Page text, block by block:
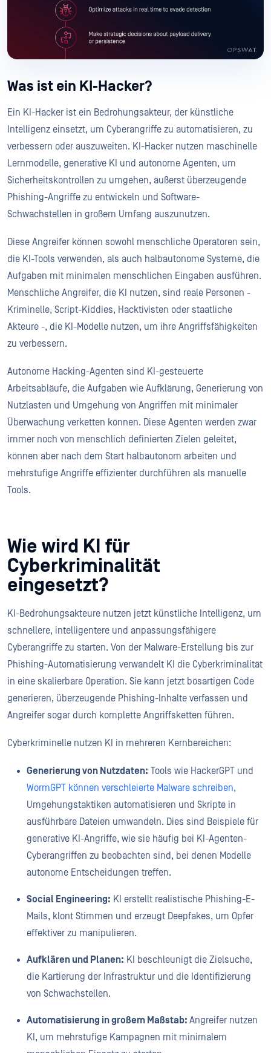
Was ist ein KI-Hacker?
Ein KI-Hacker ist ein Bedrohungsakteur, der künstliche
Intelligenz einsetzt, um Cyberangriffe zu automatisieren, zu
verbessern oder auszuweiten. KI-Hacker nutzen maschinelle
Lernmodelle, generative KI und autonome Agenten, um
Sicherheitskontrollen zu umgehen, äußerst überzeugende
Phishing-Angriffe zu entwickeln und Software-
Schwachstellen in großem Umfang auszunutzen.
Diese Angreifer können sowohl menschliche Operatoren sein,
die KI-Tools verwenden, als auch halbautonome Systeme, die
Aufgaben mit minimalen menschlichen Eingaben ausführen.
Menschliche Angreifer, die KI nutzen, sind reale Personen -
Kriminelle, Script-Kiddies, Hacktivisten oder staatliche
Akteure -, die KI-Modelle nutzen, um ihre Angriffsfähigkeiten
zu verbessern.
Autonome Hacking-Agenten sind KI-gesteuerte
Arbeitsabläufe, die Aufgaben wie Aufklärung, Generierung von
Nutzlasten und Umgehung von Angriffen mit minimaler
Überwachung verketten können. Diese Agenten werden zwar
immer noch von menschlich definierten Zielen geleitet,
können aber nach dem Start halbautonom arbeiten und
mehrstufige Angriffe effizienter durchführen als manuelle
Tools.
Wie wird KI für
Cyberkriminalität
eingesetzt?
KI-Bedrohungsakteure nutzen jetzt künstliche Intelligenz, um
schnellere, intelligentere und anpassungsfähigere
Cyberangriffe zu starten. Von der Malware-Erstellung bis zur
Phishing-Automatisierung verwandelt KI die Cyberkriminalität
in eine skalierbare Operation. Sie kann jetzt bösartigen Code
generieren, überzeugende Phishing-Inhalte verfassen und
Angreifer sogar durch komplette Angriffsketten führen.
Cyberkriminelle nutzen KI in mehreren Kernbereichen:
Generierung von Nutzdaten: Tools wie HackerGPT und
WormGPT können verschleierte Malware schreiben,
Umgehungstaktiken automatisieren und Skripte in
ausführbare Dateien umwandeln. Dies sind Beispiele für
generative KI-Angriffe, wie sie häufig bei KI-Agenten-
Cyberangriffen zu beobachten sind, bei denen Modelle
autonome Entscheidungen treffen.
Social Engineering: KI erstellt realistische Phishing-E-
Mails, klont Stimmen und erzeugt Deepfakes, um Opfer
effektiver zu manipulieren.
Aufklären und Planen: KI beschleunigt die Zielsuche,
die Kartierung der Infrastruktur und die Identifizierung
von Schwachstellen.
Automatisierung in großem Maßstab: Angreifer nutzen
KI, um mehrstufige Kampagnen mit minimalem